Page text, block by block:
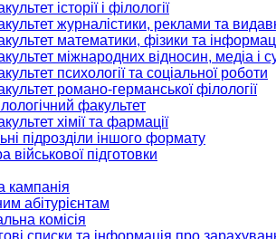
історії і філології
журналістики, реклами та
математики, фізики та
міжнародних відносин, медіа і
психології та соціальної роботи
романо-германської філології
факультет
хімії та фармації
підрозділи іншого формату
військової підготовки
кампанія
абітурієнтам
комісія
списки та інформація про